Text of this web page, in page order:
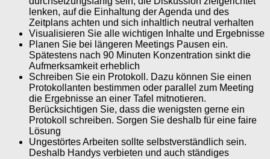
lenken, auf die Einhaltung der Agenda und des
Zeitplans achten und sich inhaltlich neutral verhalten
Visualisieren Sie alle wichtigen Inhalte und Ergebnisse
Planen Sie bei längeren Meetings Pausen ein.
Spätestens nach 90 Minuten Konzentration sinkt die
Aufmerksamkeit erheblich
Schreiben Sie ein Protokoll. Dazu können Sie einen
Protokollanten bestimmen oder parallel zum Meeting
die Ergebnisse an einer Tafel mitnotieren.
Berücksichtigen Sie, dass die wenigsten gerne ein
Protokoll schreiben. Sorgen Sie deshalb für eine faire
Lösung
Ungestörtes Arbeiten sollte selbstverständlich sein.
Deshalb Handys verbieten und auch ständiges